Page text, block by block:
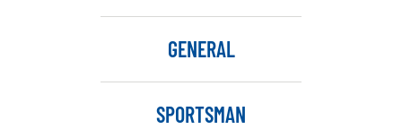
GENERAL
SPORTSMAN